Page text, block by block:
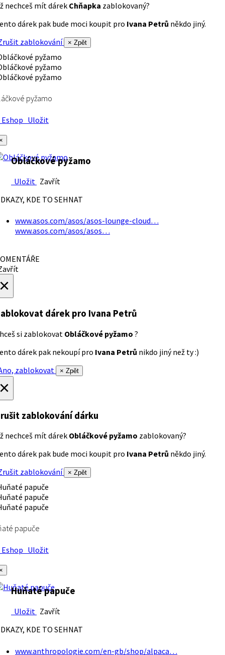
nechceš mít dárek Chňapka zablokovaný?
dárek pak bude moci koupit pro Ivana Petrů někdo jiný.
zablokování
× Zpět
pyžamo
Uložit
Obláčkové pyžamo
Uložit Zavřít
KDE TO SEHNAT
www.asos.com/asos/asos-lounge-cloud…
www.asos.com/asos/asos…
dárek pro Ivana Petrů
si zablokovat Obláčkové pyžamo ?
dárek pak nekoupí pro Ivana Petrů nikdo jiný než ty :)
zablokovat
× Zpět
zablokování dárku
nechceš mít dárek Obláčkové pyžamo zablokovaný?
dárek pak bude moci koupit pro Ivana Petrů někdo jiný.
zablokování
× Zpět
papuče
Uložit
Huňaté papuče
Uložit Zavřít
KDE TO SEHNAT
www.anthropologie.com/en-gb/shop/alpaca…